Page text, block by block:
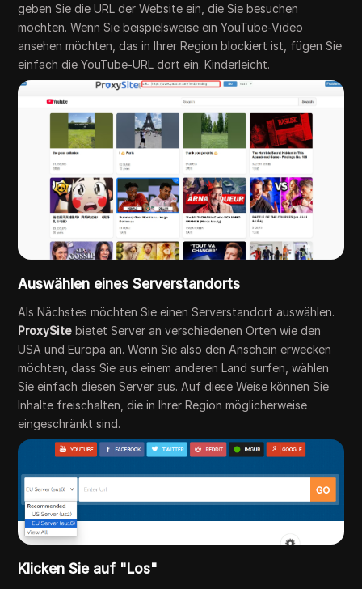
geben Sie die URL der Website ein, die Sie besuchen
möchten. Wenn Sie beispielsweise ein YouTube-Video
ansehen möchten, das in Ihrer Region blockiert ist, fügen Sie
einfach die YouTube-URL dort ein. Kinderleicht.
Auswählen eines Serverstandorts
Als Nächstes möchten Sie einen Serverstandort auswählen.
ProxySite bietet Server an verschiedenen Orten wie den
USA und Europa an. Wenn Sie also den Anschein erwecken
möchten, dass Sie aus einem anderen Land surfen, wählen
Sie einfach diesen Server aus. Auf diese Weise können Sie
Inhalte freischalten, die in Ihrer Region möglicherweise
eingeschränkt sind.
Klicken Sie auf "Los"